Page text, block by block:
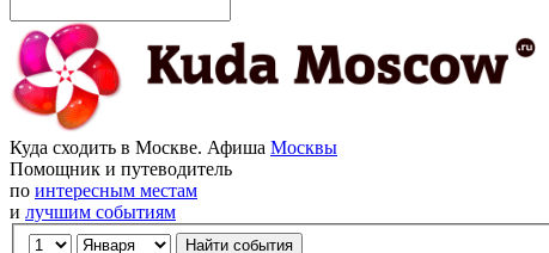
Куда сходить в Москве. Афиша Москвы
Помощник и путеводитель
по интересным местам
и лучшим событиям